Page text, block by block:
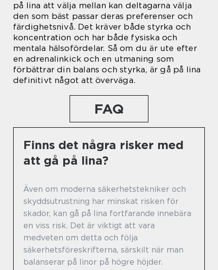
på lina att välja mellan kan deltagarna välja
den som bäst passar deras preferenser och
färdighetsnivå. Det kräver både styrka och
koncentration och har både fysiska och
mentala hälsofördelar. Så om du är ute efter
en adrenalinkick och en utmaning som
förbättrar din balans och styrka, är gå på lina
definitivt något att överväga.
FAQ
Finns det några risker med
att gå på lina?
Även om moderna säkerhetstekniker och
skyddsutrustning har minskat risken för
skador, kan gå på lina fortfarande innebära
en viss risk. Det är viktigt att vara
medveten om detta och följa
säkerhetsföreskrifterna, särskilt när man
balanserar på linor på högre höjder.